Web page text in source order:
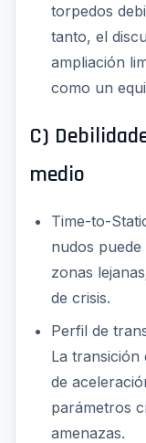
torpedos
tanto, el
ampliación
como un
C)
medio
Time-to-
nudos
zonas
de crisis.
Perfil de
La transición
de
parámetros
amenazas.